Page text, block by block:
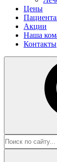
Цены
Акции
Наша
Контакты